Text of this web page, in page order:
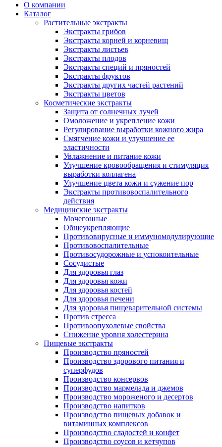
О компании
Каталог
Растительные экстракты
Экстракты грибов
Экстракты корней и корневищ
Экстракты листьев
Экстракты плодов
Экстракты специй и пряностей
Экстракты фруктов
Экстракты других частей растений
Экстракты цветов
Косметические экстракты
Защита от солнечных лучей
Омоложение и укрепление кожи
Регулирование выработки кожного жира
Смягчение кожи и улучшение ее
эластичности
Увлажнение и питание кожи
Улучшение кровообращения и стимуляция
выработки коллагена
Улучшение цвета кожи и сужение пор
Экстракты противовоспалительного
действия
Медицинские экстракты
Мочегонные
Общеукрепляющие
Противовирусные и иммуномодулирующие
Противовоспалительные
Противосудорожные и успокоительные
Сосудистые
Для здоровья глаз
Для здоровья кожи
Для здоровья костей
Для здоровья печени
Для здоровья пищеварительной системы
Против стресса
Противоопухолевые свойства
Снижение уровня холестерина
Пищевые экстракты
Производство пряностей
Производство здорового питания и
суперфудов
Производство консервов
Производство мармелада и джемов
Производство мороженого и десертов
Производство напитков
Производство пищевых добавок и
витаминных комплексов
Производство сладостей и конфет
Производство соусов и кетчупов